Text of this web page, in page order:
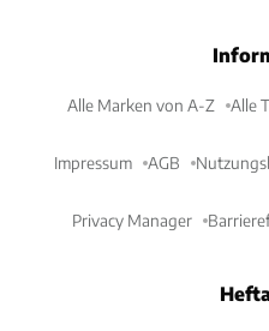
Alle Marken von A-Z Alle
Impressum AGB
Privacy Manager